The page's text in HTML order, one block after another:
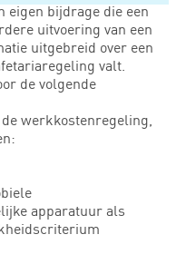
eigen bijdrage die een
uitvoering van een
uitgebreid over een
valt.
de volgende
werkkostenregeling,
apparatuur als